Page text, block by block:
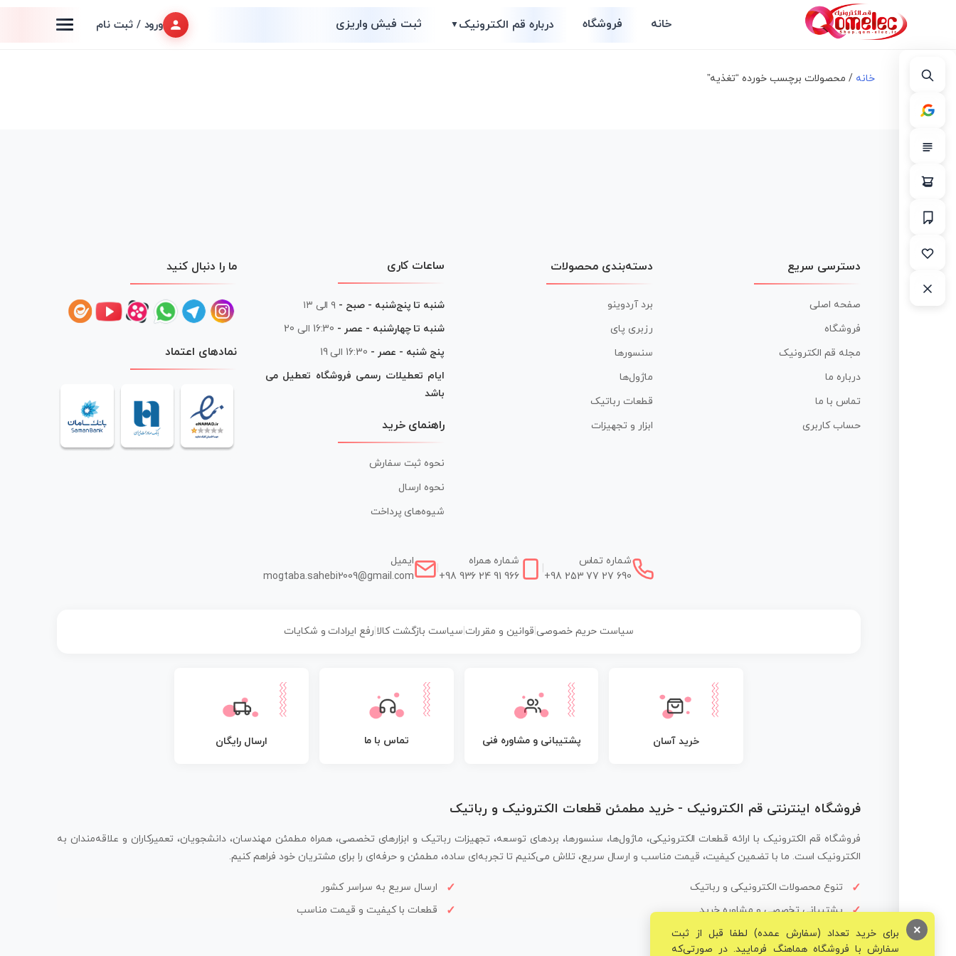
خانه فروشگاه درباره قم الکترونیک▼ ثبت فیش واریزی ورود / ثبت نام
خانه / محصولات برچسب خورده “تغذیه”
دسترسی سریع
صفحه اصلی
فروشگاه
مجله قم الکترونیک
درباره ما
تماس با ما
حساب کاربری
دسته‌بندی محصولات
برد آردوینو
رزبری پای
سنسورها
ماژول‌ها
قطعات رباتیک
ابزار و تجهیزات
ساعات کاری
شنبه تا پنج‌شنبه - صبح - ۹ الی ۱۳
شنبه تا چهارشنبه - عصر - 16:30 الی 20
پنج شنبه - عصر - 16:30 الی 19
ایام تعطیلات رسمی فروشگاه تعطیل می
باشد
راهنمای خرید
نحوه ثبت سفارش
نحوه ارسال
شیوه‌های پرداخت
ما را دنبال کنید
نمادهای اعتماد
شماره تماس
+98 253 77 27 690
شماره همراه
+98 936 24 91 966
ایمیل
mogtaba.sahebi2009@gmail.com
سیاست حریم خصوصی| قوانین و مقررات سیاست بازگشت کالا رفع ایرادات و شکایات
خرید آسان پشتیبانی و مشاوره فنی تماس با ما ارسال رایگان
فروشگاه اینترنتی قم الکترونیک - خرید مطمئن قطعات الکترونیک و رباتیک
فروشگاه قم الکترونیک با ارائه قطعات الکترونیکی، ماژول‌ها، سنسورها، بردهای توسعه، تجهیزات رباتیک و ابزارهای تخصصی، همراه مطمئن مهندسان، دانشجویان، تعمیرکاران و علاقه‌مندان به
الکترونیک است. ما با تضمین کیفیت، قیمت مناسب و ارسال سریع، تلاش می‌کنیم تا تجربه‌ای ساده، مطمئن و حرفه‌ای را برای مشتریان خود فراهم کنیم.
تنوع محصولات الکترونیکی و رباتیک
ارسال سریع به سراسر کشور
پشتیبانی تخصصی و مشاوره خرید
قطعات با کیفیت و قیمت مناسب
برای خرید تعداد (سفارش عمده) لطفا قبل از ثبت
سفارش با فروشگاه هماهنگ فرمایید. در صورتی‌که
×